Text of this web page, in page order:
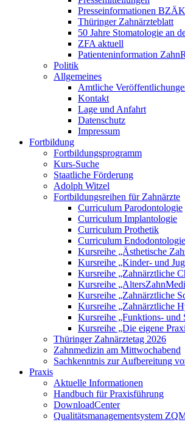
Presseinformationen BZÄK
Thüringer Zahnärzteblatt
50 Jahre Stomatologie an
ZFA aktuell
Patienteninformation
Politik
Allgemeines
Amtliche
Kontakt
Lage und Anfahrt
Datenschutz
Impressum
Fortbildung
Fortbildungsprogramm
Kurs-Suche
Staatliche Förderung
Adolph Witzel
Fortbildungsreihen für Zahnärzte
Curriculum Parodontologie
Curriculum Implantologie
Curriculum Prothetik
Curriculum Endodontologie
Kursreihe „Ästhetische
Kursreihe „Kinder- und
Kursreihe „Zahnärztliche
Kursreihe
Kursreihe „Zahnärztliche
Kursreihe „Zahnärztliche
Kursreihe „Funktions- und
Kursreihe „Die eigene
Thüringer Zahnärztetag 2026
Zahnmedizin am Mittwochabend
Sachkenntnis zur Aufbereitung
Praxis
Aktuelle Informationen
Handbuch für Praxisführung
DownloadCenter
Qualitätsmanagementsystem